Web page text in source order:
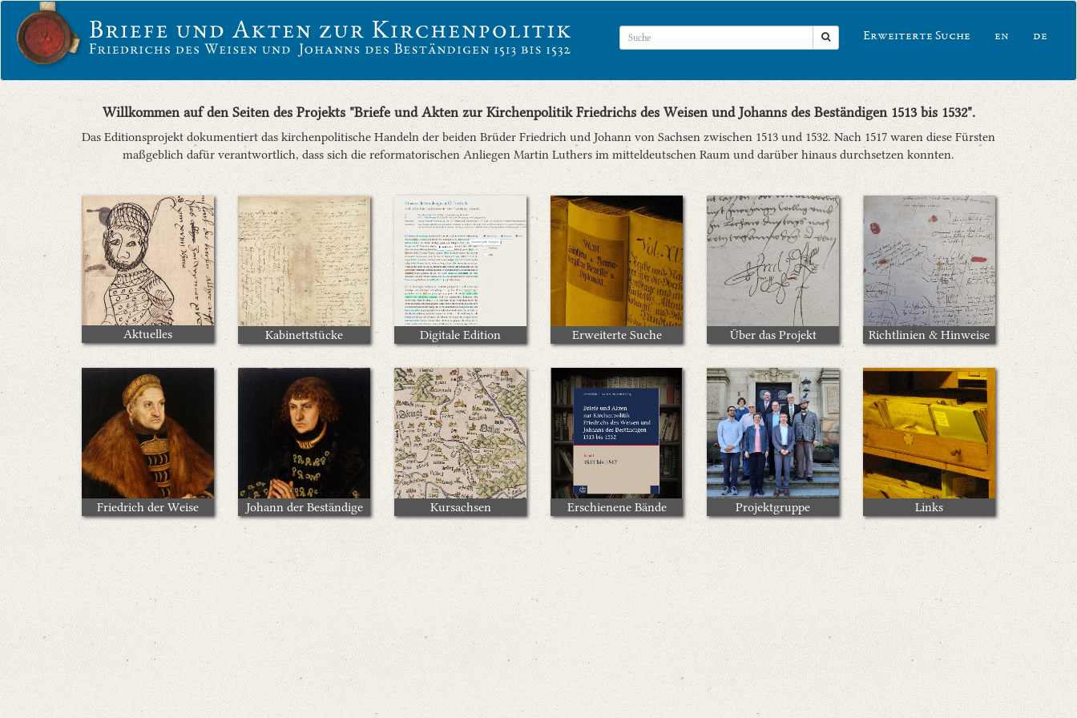
Erweiterte Suche en de
Willkommen auf den Seiten des Projekts "Briefe und Akten zur Kirchenpolitik Friedrichs des Weisen und Johanns des Beständigen 1513 bis 1532".
Das Editionsprojekt dokumentiert das kirchenpolitische Handeln der beiden Brüder Friedrich und Johann von Sachsen zwischen 1513 und 1532. Nach 1517 waren diese Fürsten
maßgeblich dafür verantwortlich, dass sich die reformatorischen Anliegen Martin Luthers im mitteldeutschen Raum und darüber hinaus durchsetzen konnten.
Aktuelles Kabinettstücke Digitale Edition Erweiterte Suche Über das Projekt Richtlinien & Hinweise
Friedrich der Weise Johann der Beständige Kursachsen Erschienene Bände Projektgruppe Links